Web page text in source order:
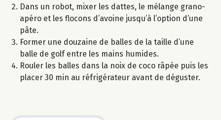
Dans un robot, mixer les dattes, le mélange grano-
apéro et les flocons d’avoine jusqu’à l’option d’une
pâte.
Former une douzaine de balles de la taille d’une
balle de golf entre les mains humides.
Rouler les balles dans la noix de coco râpée puis les
placer 30 min au réfrigérateur avant de déguster.